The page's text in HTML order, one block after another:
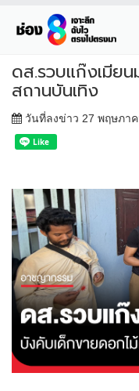
ดส.รวบแก๊งเมีย
สถานบันเทิง
วันที่ลงข่าว 27 พฤษภา